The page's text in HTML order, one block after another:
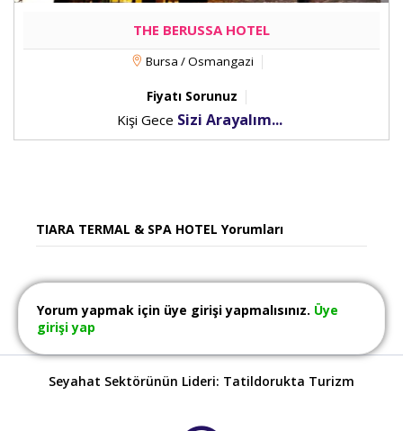
THE BERUSSA HOTEL
Bursa / Osmangazi
Fiyatı Sorunuz
Kişi Gece Sizi Arayalım...
TIARA TERMAL & SPA HOTEL Yorumları
Yorum yapmak için üye girişi yapmalısınız. Üye
girişi yap
Seyahat Sektörünün Lideri: Tatildorukta Turizm